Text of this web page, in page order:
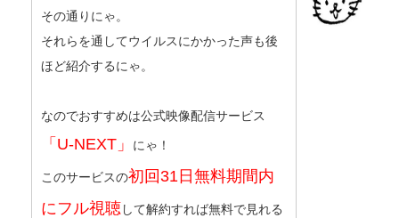
その通りにゃ。
それらを通してウイルスにかかった声も後
ほど紹介するにゃ。
なのでおすすめは公式映像配信サービス
「U-NEXT」 にゃ！
このサービスの初回31日無料期間内
にフル視聴して解約すれば無料で見れる